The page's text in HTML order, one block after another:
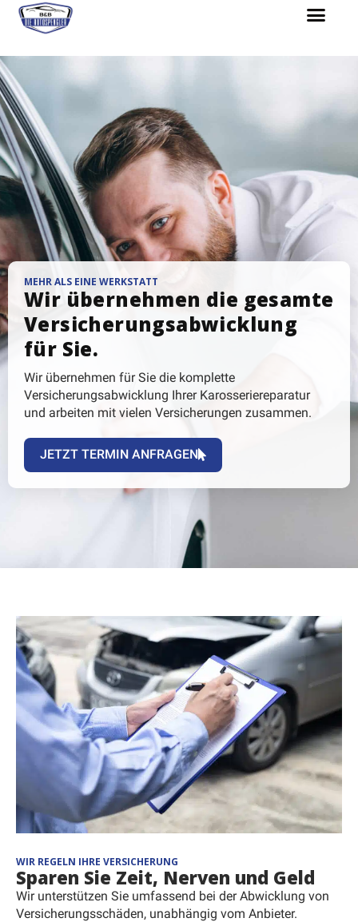
MEHR ALS EINE WERKSTATT
Wir übernehmen die gesamte
Versicherungsabwicklung
für Sie.
Wir übernehmen für Sie die komplette
Versicherungsabwicklung Ihrer Karosseriereparatur
und arbeiten mit vielen Versicherungen zusammen.
JETZT TERMIN ANFRAGEN
WIR REGELN IHRE VERSICHERUNG
Sparen Sie Zeit, Nerven und Geld
Wir unterstützen Sie umfassend bei der Abwicklung von
Versicherungsschäden, unabhängig vom Anbieter.